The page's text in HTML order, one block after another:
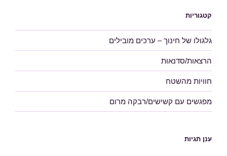
קטגוריות
גלגולו של חינוך – ערכים מובילים
הרצאות/סדנאות
חוויות מהשטח
מפגשים עם קשישים/רבקה מרום
ענן תגיות